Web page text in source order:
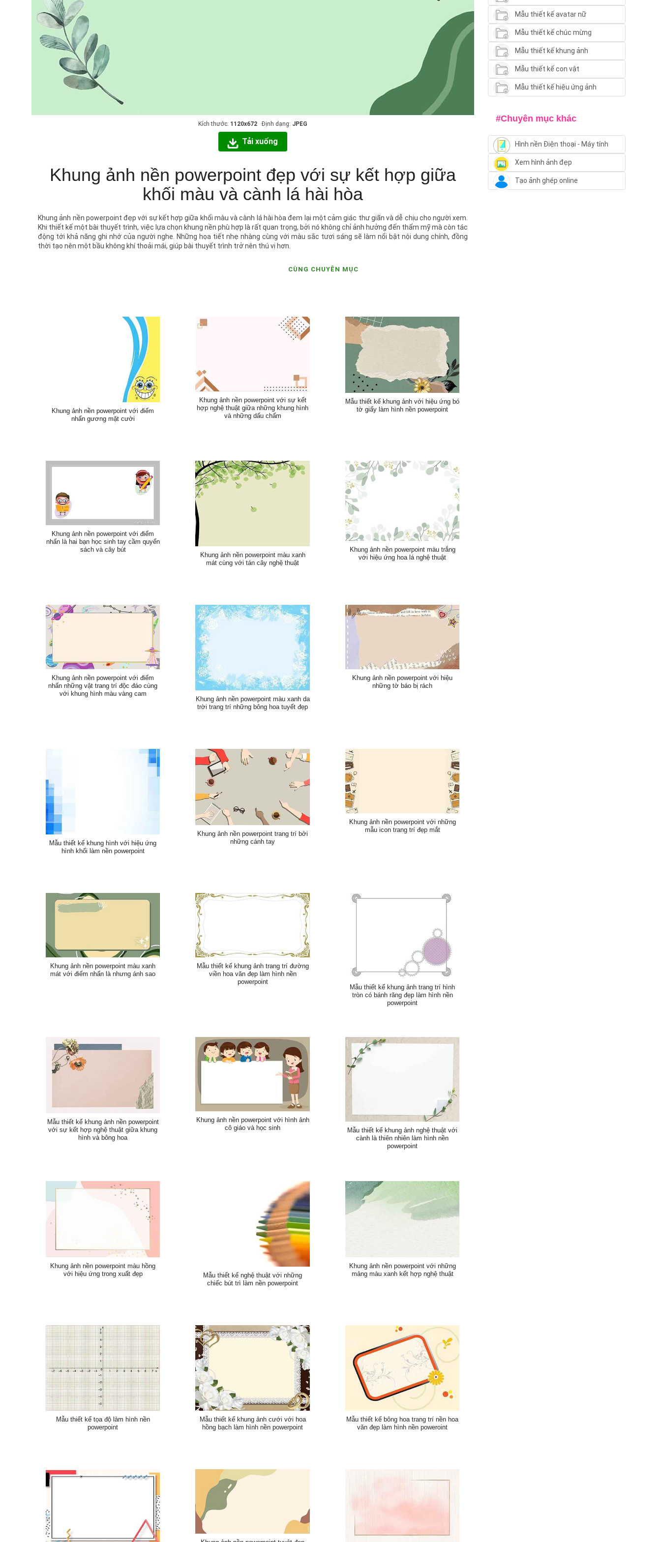
Kích thước: 1120x672 Định dạng: JPEG
Tải xuống
Khung ảnh nền powerpoint đẹp với sự kết hợp giữa
khối màu và cành lá hài hòa
Khung ảnh nền powerpoint đẹp với sự kết hợp giữa khối màu và cành lá hài hòa đem lại một cảm giác thư giãn và dễ chịu cho người xem.
Khi thiết kế một bài thuyết trình, việc lựa chọn khung nền phù hợp là rất quan trọng, bởi nó không chỉ ảnh hưởng đến thẩm mỹ mà còn tác
động tới khả năng ghi nhớ của người nghe. Những họa tiết nhẹ nhàng cùng với màu sắc tươi sáng sẽ làm nổi bật nội dung chính, đồng
thời tạo nên một bầu không khí thoải mái, giúp bài thuyết trình trở nên thú vị hơn.
CÙNG CHUYÊN MỤC
Khung ảnh nền powerpoint với điểm
nhấn gương mặt cười
Khung ảnh nền powerpoint với sự kết
hợp nghệ thuật giữa những khung hình
và những dấu chấm
Mẫu thiết kế khung ảnh với hiệu ứng bó
tờ giấy làm hình nền powerpoint
Khung ảnh nền powerpoint với điểm
nhấn là hai bạn học sinh tay cầm quyển
sách và cây bút
Khung ảnh nền powerpoint màu xanh
mát cùng với tán cây nghệ thuật
Khung ảnh nền powerpoint màu trắng
với hiệu ứng hoa lá nghệ thuật
Khung ảnh nền powerpoint với điểm
nhấn những vật trang trí độc đáo cùng
với khung hình màu vàng cam
Khung ảnh nền powerpoint màu xanh da
trời trang trí những bông hoa tuyết đẹp
Khung ảnh nền powerpoint với hiệu
những tờ báo bị rách
Mẫu thiết kế khung hình với hiệu ứng
hình khối làm nền powerpoint
Khung ảnh nền powerpoint trang trí bởi
những cánh tay
Khung ảnh nền powerpoint với những
mẫu icon trang trí đẹp mắt
Khung ảnh nền powerpoint màu xanh
mát với điểm nhấn là nhưng ánh sao
Mẫu thiết kế khung ảnh trang trí đường
viền hoa văn đẹp làm hình nền
powerpoint
Mẫu thiết kế khung ảnh trang trí hình
tròn có bánh răng đẹp làm hình nền
powerpoint
Mẫu thiết kế khung ảnh nền powerpoint
với sự kết hợp nghệ thuật giữa khung
hình và bông hoa
Khung ảnh nền powerpoint với hình ảnh
cô giáo và học sinh
Mẫu thiết kế khung ảnh nghệ thuật với
cành là thiên nhiên làm hình nền
powerpoint
Khung ảnh nền powerpoint màu hồng
với hiệu ứng trong xuất đẹp
Mẫu thiết kế nghệ thuật với những
chiếc bút trì làm nền powerpoint
Khung ảnh nền powerpoint với những
mảng màu xanh kết hợp nghệ thuật
Mẫu thiết kế tọa độ làm hình nền
powerpoint
Mẫu thiết kế khung ảnh cưới với hoa
hồng bạch làm hình nền powerpoint
Mẫu thiết kế bông hoa trang trí nền hoa
văn đẹp làm hình nền poweroint
Mẫu thiết kế avatar nữ
Mẫu thiết kế chúc mừng
Mẫu thiết kế khung ảnh
Mẫu thiết kế con vật
Mẫu thiết kế hiệu ứng ảnh
#Chuyên mục khác
Hình nền Điện thoại - Máy tính
Xem hình ảnh đẹp
Tạo ảnh ghép online